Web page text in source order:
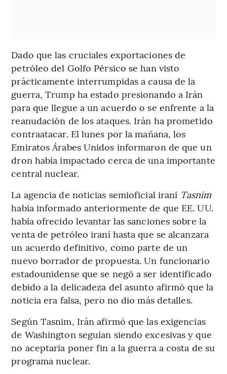
Dado que las cruciales exportaciones de
petróleo del Golfo Pérsico se han visto
prácticamente interrumpidas a causa de la
guerra, Trump ha estado presionando a Irán
para que llegue a un acuerdo o se enfrente a la
reanudación de los ataques. Irán ha prometido
contraatacar. El lunes por la mañana, los
Emiratos Árabes Unidos informaron de que un
dron había impactado cerca de una importante
central nuclear.
La agencia de noticias semioficial iraní Tasnim
había informado anteriormente de que EE. UU.
había ofrecido levantar las sanciones sobre la
venta de petróleo iraní hasta que se alcanzara
un acuerdo definitivo, como parte de un
nuevo borrador de propuesta. Un funcionario
estadounidense que se negó a ser identificado
debido a la delicadeza del asunto afirmó que la
noticia era falsa, pero no dio más detalles.
Según Tasnim, Irán afirmó que las exigencias
de Washington seguían siendo excesivas y que
no aceptaría poner fin a la guerra a costa de su
programa nuclear.